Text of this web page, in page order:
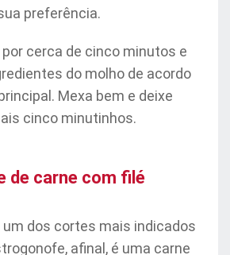
preferência.
por cerca de cinco minutos e
do molho de acordo
Mexa bem e deixe
cinco minutinhos.
de carne com filé
um dos cortes mais indicados
afinal, é uma carne